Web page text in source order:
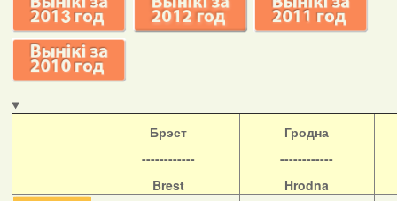
Брэст
------------
Brest
Гродна
------------
Hrodna